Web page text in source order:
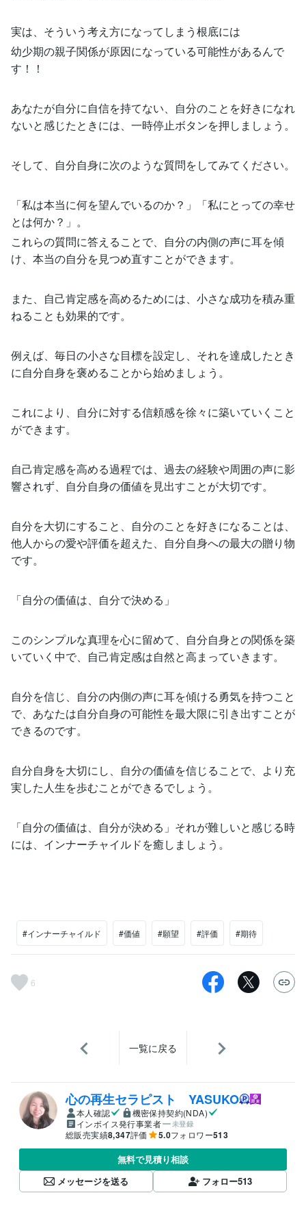
実は、そういう考え方になってしまう根底には
幼少期の親子関係が原因になっている可能性があるんで
す！！
あなたが自分に自信を持てない、自分のことを好きになれ
ないと感じたときには、一時停止ボタンを押しましょう。
そして、自分自身に次のような質問をしてみてください。
「私は本当に何を望んでいるのか？」「私にとっての幸せ
とは何か？」。
これらの質問に答えることで、自分の内側の声に耳を傾
け、本当の自分を見つめ直すことができます。
また、自己肯定感を高めるためには、小さな成功を積み重
ねることも効果的です。
例えば、毎日の小さな目標を設定し、それを達成したとき
に自分自身を褒めることから始めましょう。
これにより、自分に対する信頼感を徐々に築いていくこと
ができます。
自己肯定感を高める過程では、過去の経験や周囲の声に影
響されず、自分自身の価値を見出すことが大切です。
自分を大切にすること、自分のことを好きになることは、
他人からの愛や評価を超えた、自分自身への最大の贈り物
です。
「自分の価値は、自分で決める」
このシンプルな真理を心に留めて、自分自身との関係を築
いていく中で、自己肯定感は自然と高まっていきます。
自分を信じ、自分の内側の声に耳を傾ける勇気を持つこと
で、あなたは自分自身の可能性を最大限に引き出すことが
できるのです。
自分自身を大切にし、自分の価値を信じることで、より充
実した人生を歩むことができるでしょう。
「自分の価値は、自分が決める」それが難しいと感じる時
には、インナーチャイルドを癒しましょう。
#インナーチャイルド #価値 #願望 #評価 #期待
6
一覧に戻る
心の再生セラピスト YASUKO
本人確認
機密保持契約(NDA)
インボイス発行事業者
未登録
総販売実績8,347評価 5.0フォロワー513
無料で見積り相談
メッセージを送る
フォロー513